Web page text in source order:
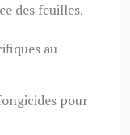
des feuilles.
au
pour